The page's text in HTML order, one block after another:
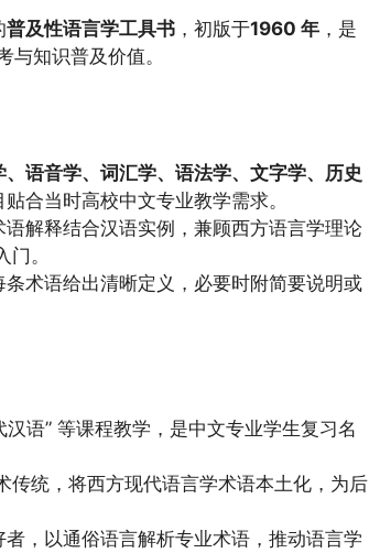
普及性语言学工具书 ，初版于1960 年 ，是
知识普及价值。
、语音学、词汇学、语法学、文字学、历史
合当时高校中文专业教学需求。
解释结合汉语实例，兼顾西方语言学理论
。
术语给出清晰定义，必要时附简要说明或
语” 等课程教学，是中文专业学生复习名
传统，将西方现代语言学术语本土化，为后
，以通俗语言解析专业术语，推动语言学